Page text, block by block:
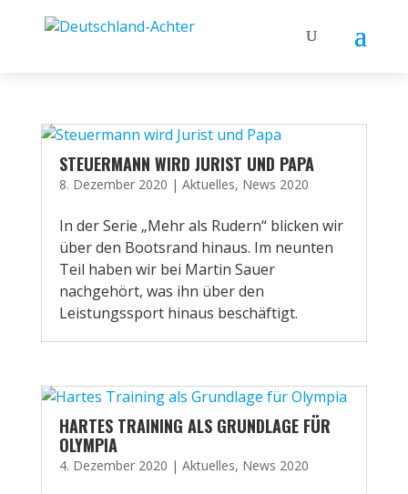
STEUERMANN WIRD JURIST UND PAPA
8. Dezember 2020 | Aktuelles, News 2020
In der Serie „Mehr als Rudern“ blicken wir
über den Bootsrand hinaus. Im neunten
Teil haben wir bei Martin Sauer
nachgehört, was ihn über den
Leistungssport hinaus beschäftigt.
HARTES TRAINING ALS GRUNDLAGE FÜR
OLYMPIA
4. Dezember 2020 | Aktuelles, News 2020